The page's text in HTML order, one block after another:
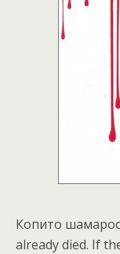
Копито
already died. If